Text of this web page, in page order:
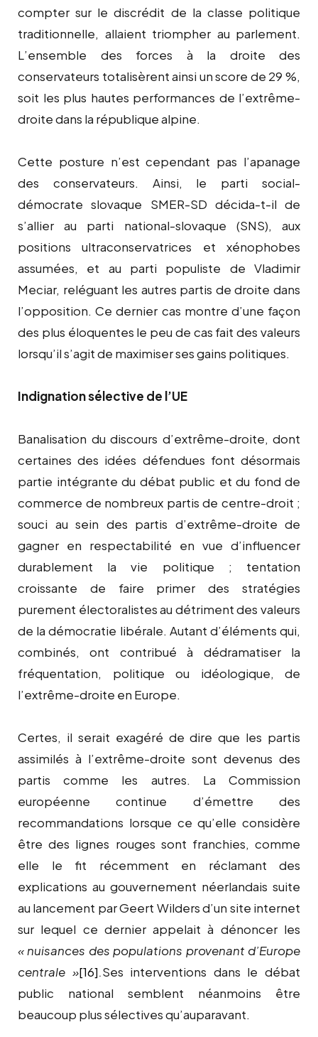
compter sur le discrédit de la classe politique
traditionnelle, allaient triompher au parlement.
L’ensemble des forces à la droite des
conservateurs totalisèrent ainsi un score de 29 %,
soit les plus hautes performances de l’extrême-
droite dans la république alpine.
Cette posture n’est cependant pas l’apanage
des conservateurs. Ainsi, le parti social-
démocrate slovaque SMER-SD décida-t-il de
s’allier au parti national-slovaque (SNS), aux
positions ultraconservatrices et xénophobes
assumées, et au parti populiste de Vladimir
Meciar, reléguant les autres partis de droite dans
l’opposition. Ce dernier cas montre d’une façon
des plus éloquentes le peu de cas fait des valeurs
lorsqu’il s’agit de maximiser ses gains politiques.
Indignation sélective de l’UE
Banalisation du discours d’extrême-droite, dont
certaines des idées défendues font désormais
partie intégrante du débat public et du fond de
commerce de nombreux partis de centre-droit ;
souci au sein des partis d’extrême-droite de
gagner en respectabilité en vue d’influencer
durablement la vie politique ; tentation
croissante de faire primer des stratégies
purement électoralistes au détriment des valeurs
de la démocratie libérale. Autant d’éléments qui,
combinés, ont contribué à dédramatiser la
fréquentation, politique ou idéologique, de
l’extrême-droite en Europe.
Certes, il serait exagéré de dire que les partis
assimilés à l’extrême-droite sont devenus des
partis comme les autres. La Commission
européenne continue d’émettre des
recommandations lorsque ce qu’elle considère
être des lignes rouges sont franchies, comme
elle le fit récemment en réclamant des
explications au gouvernement néerlandais suite
au lancement par Geert Wilders d’un site internet
sur lequel ce dernier appelait à dénoncer les
« nuisances des populations provenant d’Europe
centrale »[16].Ses interventions dans le débat
public national semblent néanmoins être
beaucoup plus sélectives qu’auparavant.